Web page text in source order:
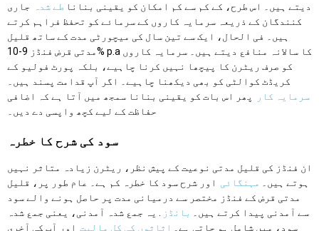
دیتے ہیں۔ اس طرح، کے کم سے کم امکان کو یقینی بنانا طے شدہ
جاری
کنندگان کے ذریعہ سرمایہ کاروں کے سرمائے کو تحفظ فراہم کرتے
ہیں۔ فی الحال، ایک سے تین سال کی میچورٹی مدت کے ساتھ قلیل
مدتی قرض فنڈز 9-10% p.a کا سالانہ منافع دیتے ہیں۔ سرمایہ کاروں
کو صرف ریٹرن کا پیچھا نہیں کرنا چاہیے، بلکہ پورٹ فولیو کے
کریڈٹ کوالٹی کو بھی دیکھنا چاہیے۔ اگر آپ قدامت پسند ہیں۔
سرمایہ کار
پھر اس بات کو یقینی بنانا سمجھ میں آتا ہے کہ اضافی
حفاظت کے لیے کچھ واپسی دے دیں۔
سود کی شرح کا خطرہ
ان فنڈز کی قلیل مدتی نوعیت کے پیش نظر، ریٹرن زیادہ متاثر نہیں
ہوتے ہیں۔
مہنگائی اور شرح سود کا خطرہ کم ہے۔ عام طور پر، قلیل
مدتی قرض کے فنڈز مختصر سے درمیانی مدت پر حاصل ہونے والے سود
سے آمدنی پیدا کرتے ہیں۔
بانڈز
. یہ جمع شدہ آمدنی، یعنی جمع شدہ
سود، میں شامل ہو جاتی ہے۔
اثاثوں کی کل مالیت اور آپ کی آخری